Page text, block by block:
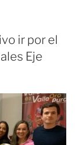
ir por el
Eje